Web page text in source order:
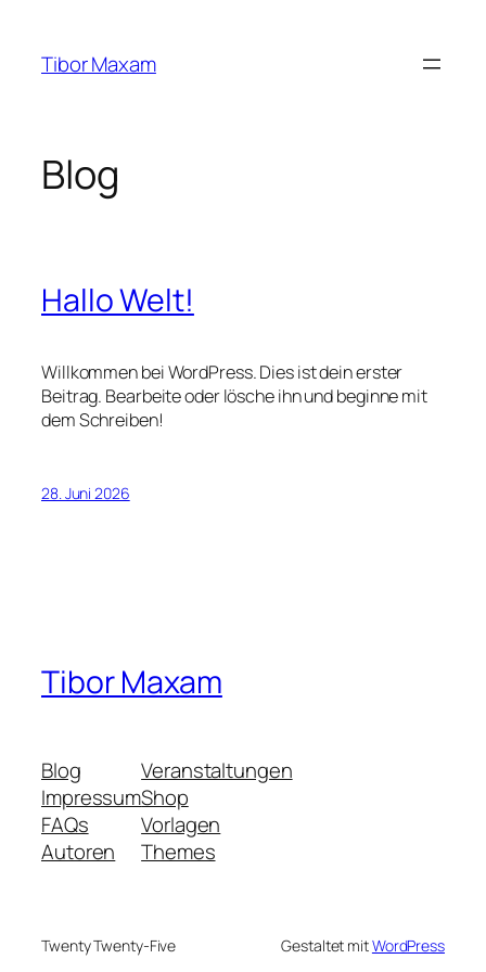
springen
Tibor Maxam
Blog
Hallo Welt!
Willkommen bei WordPress. Dies ist dein erster
Beitrag. Bearbeite oder lösche ihn und beginne mit
dem Schreiben!
28. Juni 2026
Tibor Maxam
Blog
Impressum
FAQs
Autoren
Veranstaltungen
Shop
Vorlagen
Themes
Twenty Twenty-Five Gestaltet mitWordPress